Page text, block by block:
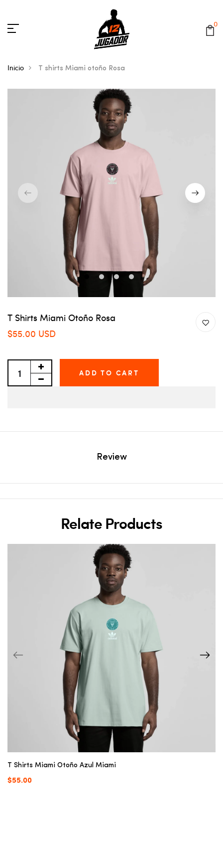
0
Inicio T shirts Miami otoño Rosa
2 3 4
T Shirts Miami Otoño Rosa
$55.00 USD
ADD TO CART
Review
Relate Products
T Shirts Miami Otoño Azul Miami
$55.00